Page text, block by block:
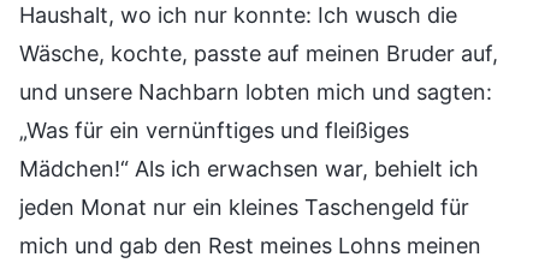
Haushalt, wo ich nur konnte: Ich wusch die
Wäsche, kochte, passte auf meinen Bruder auf,
und unsere Nachbarn lobten mich und sagten:
„Was für ein vernünftiges und fleißiges
Mädchen!“ Als ich erwachsen war, behielt ich
jeden Monat nur ein kleines Taschengeld für
mich und gab den Rest meines Lohns meinen